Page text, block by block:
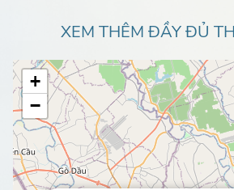
XEM THÊM ĐẦY ĐỦ
+
−